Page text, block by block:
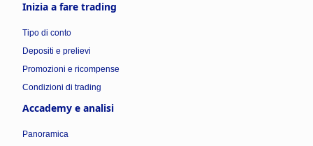
Inizia a fare trading
Tipo di conto
Depositi e prelievi
Promozioni e ricompense
Condizioni di trading
Accademy e analisi
Panoramica